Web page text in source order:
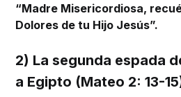
“Madre Misericordiosa,
Dolores de tu Hijo Jesús”.
2) La segunda espada
a Egipto (Mateo 2: 13-